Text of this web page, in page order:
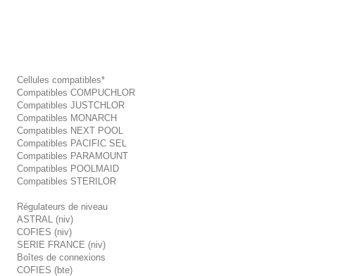
Cellules compatibles*
Compatibles COMPUCHLOR
Compatibles JUSTCHLOR
Compatibles MONARCH
Compatibles NEXT POOL
Compatibles PACIFIC SEL
Compatibles PARAMOUNT
Compatibles POOLMAID
Compatibles STERILOR
Régulateurs de niveau
ASTRAL (niv)
COFIES (niv)
SERIE FRANCE (niv)
Boîtes de connexions
COFIES (bte)